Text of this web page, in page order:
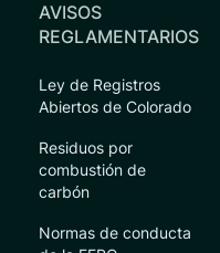
AVISOS
REGLAMENTARIOS
Ley de Registros
Abiertos de Colorado
Residuos por
combustión de
carbón
Normas de conducta